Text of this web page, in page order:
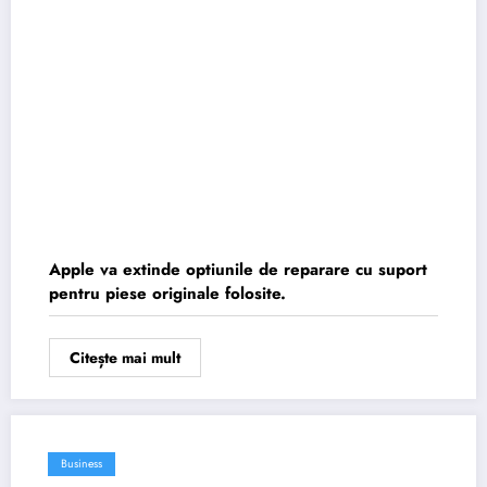
Apple va extinde optiunile de reparare cu suport
pentru piese originale folosite.
Citește mai mult
Business